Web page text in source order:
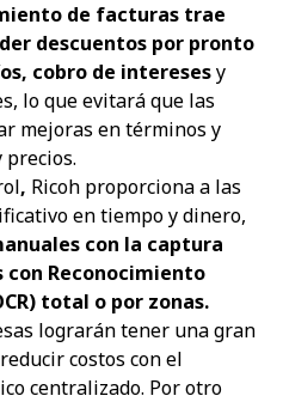
de facturas trae
descuentos por pronto
cobro de interesesy
lo que evitará que las
mejoras en términos y
precios.
, Ricoh proporciona a las
en tiempo y dinero,
con la captura
Reconocimiento
total o por zonas.
lograrán tener una gran
costos con el
centralizado. Por otro